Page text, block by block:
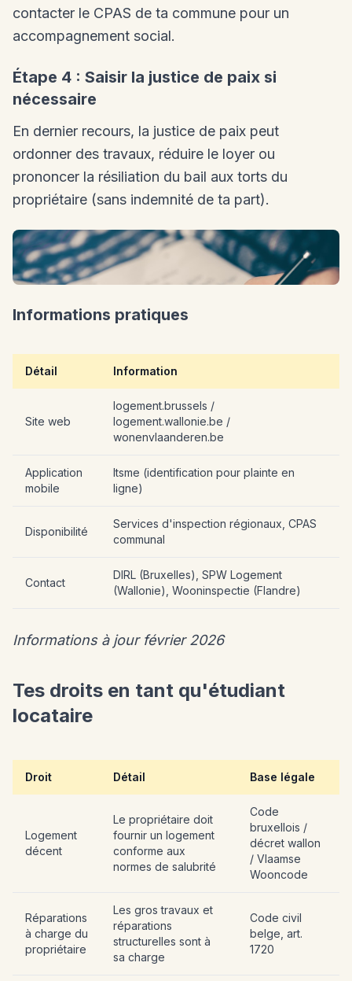
contacter le CPAS de ta commune pour un
accompagnement social.
Étape 4 : Saisir la justice de paix si
nécessaire
En dernier recours, la justice de paix peut
ordonner des travaux, réduire le loyer ou
prononcer la résiliation du bail aux torts du
propriétaire (sans indemnité de ta part).
Informations pratiques
Détail Information
Site web
logement.brussels /
logement.wallonie.be /
wonenvlaanderen.be
Application
mobile
Itsme (identification pour plainte en
ligne)
Disponibilité
Services d'inspection régionaux, CPAS
communal
Contact
DIRL (Bruxelles), SPW Logement
(Wallonie), Wooninspectie (Flandre)
Informations à jour février 2026
Tes droits en tant qu'étudiant
locataire
Droit Détail Base légale
Logement
décent
Le propriétaire doit
fournir un logement
conforme aux
normes de salubrité
Code
bruxellois /
décret wallon
/ Vlaamse
Wooncode
Réparations
à charge du
propriétaire
Les gros travaux et
réparations
structurelles sont à
sa charge
Code civil
belge, art.
1720